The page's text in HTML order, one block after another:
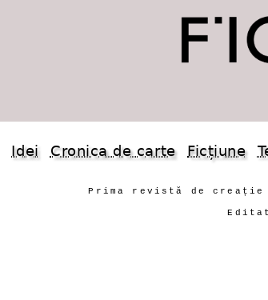
Idei Cronica de carte Ficțiune
Prima revistă de